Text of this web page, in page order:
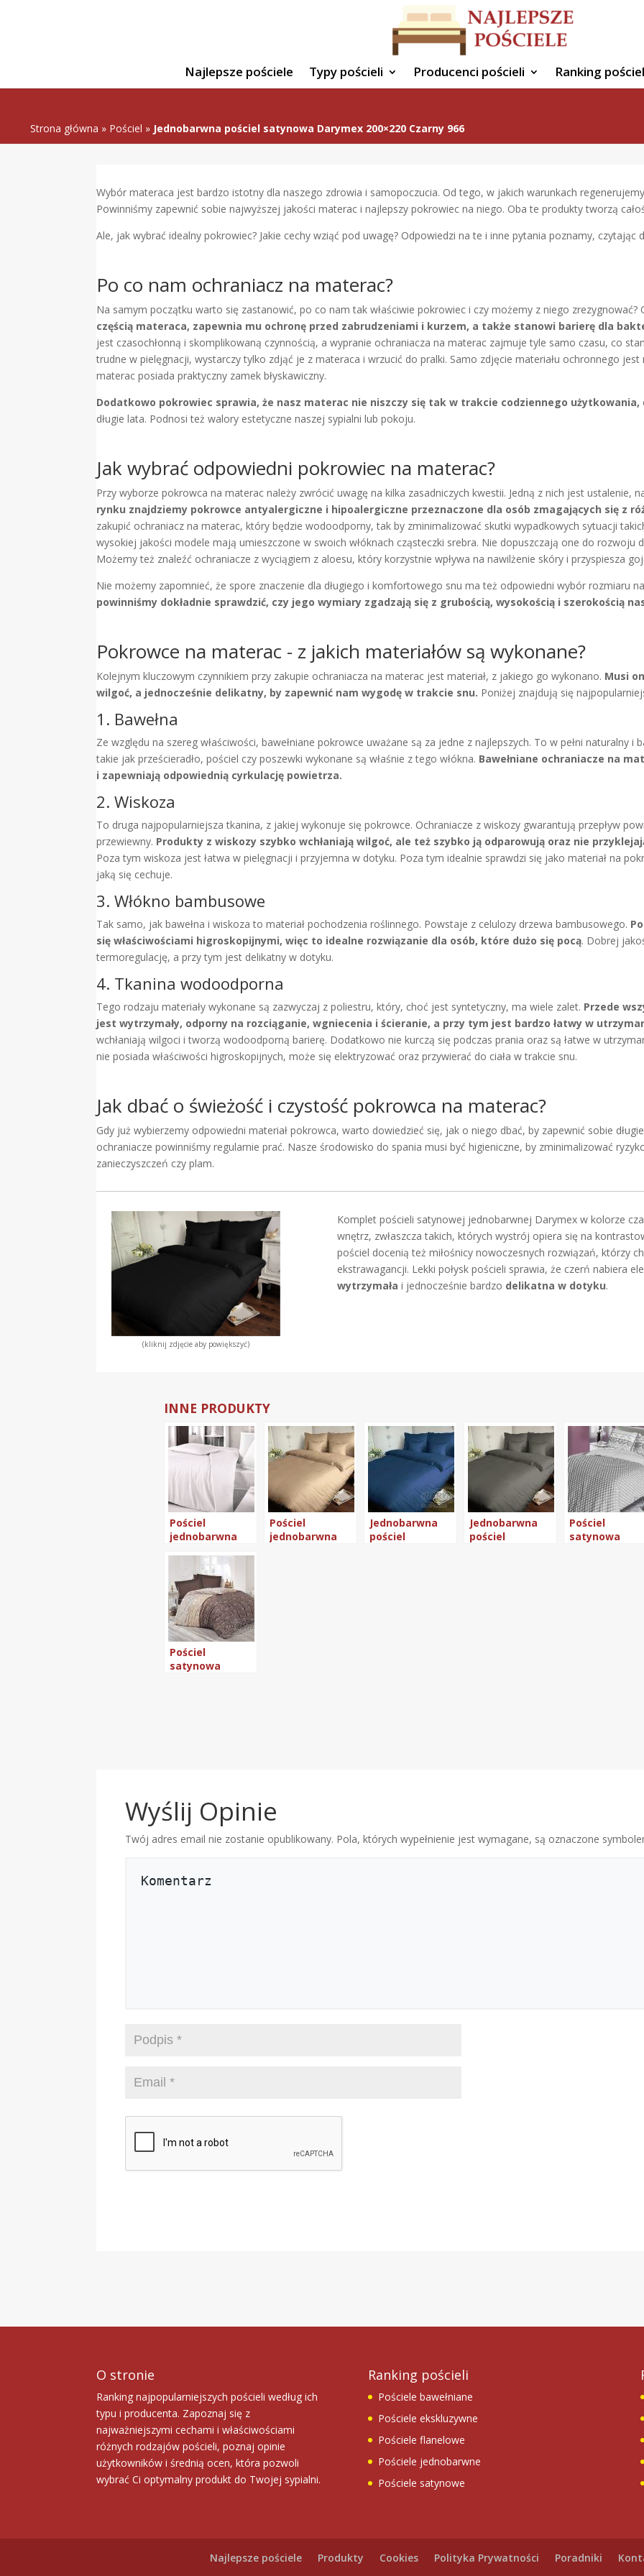
Najlepsze pościele Typy pościeli Producenci pościeli Ranking
Strona główna » Pościel » Jednobarwna pościel satynowa Darymex 200×220 Czarny 966
Wybór materaca jest bardzo istotny dla naszego zdrowia i samopoczucia. Od tego, w jakich warunkach
Powinniśmy zapewnić sobie najwyższej jakości materac i najlepszy pokrowiec na niego. Oba te produkty tworzą
Ale, jak wybrać idealny pokrowiec? Jakie cechy wziąć pod uwagę? Odpowiedzi na te i inne pytania poznamy, czytając
Po co nam ochraniacz na materac?
Na samym początku warto się zastanowić, po co nam tak właściwie pokrowiec i czy możemy z niego zrezygnować?
częścią materaca, zapewnia mu ochronę przed zabrudzeniami i kurzem, a także stanowi barierę dla
jest czasochłonną i skomplikowaną czynnością, a wypranie ochraniacza na materac zajmuje tyle samo czasu, co
trudne w pielęgnacji, wystarczy tylko zdjąć je z materaca i wrzucić do pralki. Samo zdjęcie materiału ochronnego
materac posiada praktyczny zamek błyskawiczny.
Dodatkowo pokrowiec sprawia, że nasz materac nie niszczy się tak w trakcie codziennego użytkowania,
długie lata. Podnosi też walory estetyczne naszej sypialni lub pokoju.
Jak wybrać odpowiedni pokrowiec na materac?
Przy wyborze pokrowca na materac należy zwrócić uwagę na kilka zasadniczych kwestii. Jedną z nich jest ustalenie,
rynku znajdziemy pokrowce antyalergiczne i hipoalergiczne przeznaczone dla osób zmagających się z
zakupić ochraniacz na materac, który będzie wodoodporny, tak by zminimalizować skutki wypadkowych sytuacji
wysokiej jakości modele mają umieszczone w swoich włóknach cząsteczki srebra. Nie dopuszczają one do rozwoju
Możemy też znaleźć ochraniacze z wyciągiem z aloesu, który korzystnie wpływa na nawilżenie skóry i przyspiesza
Nie możemy zapomnieć, że spore znaczenie dla długiego i komfortowego snu ma też odpowiedni wybór rozmiaru
powinniśmy dokładnie sprawdzić, czy jego wymiary zgadzają się z grubością, wysokością i szerokością
Pokrowce na materac - z jakich materiałów są wykonane?
Kolejnym kluczowym czynnikiem przy zakupie ochraniacza na materac jest materiał, z jakiego go wykonano. Musi
wilgoć, a jednocześnie delikatny, by zapewnić nam wygodę w trakcie snu. Poniżej znajdują się
1. Bawełna
Ze względu na szereg właściwości, bawełniane pokrowce uważane są za jedne z najlepszych. To w pełni naturalny i
takie jak prześcieradło, pościel czy poszewki wykonane są właśnie z tego włókna. Bawełniane ochraniacze na
i zapewniają odpowiednią cyrkulację powietrza.
2. Wiskoza
To druga najpopularniejsza tkanina, z jakiej wykonuje się pokrowce. Ochraniacze z wiskozy gwarantują przepływ
przewiewny. Produkty z wiskozy szybko wchłaniają wilgoć, ale też szybko ją odparowują oraz nie
Poza tym wiskoza jest łatwa w pielęgnacji i przyjemna w dotyku. Poza tym idealnie sprawdzi się jako materiał na
jaką się cechuje.
3. Włókno bambusowe
Tak samo, jak bawełna i wiskoza to materiał pochodzenia roślinnego. Powstaje z celulozy drzewa bambusowego.
się właściwościami higroskopijnymi, więc to idealne rozwiązanie dla osób, które dużo się pocą. Dobrej
termoregulację, a przy tym jest delikatny w dotyku.
4. Tkanina wodoodporna
Tego rodzaju materiały wykonane są zazwyczaj z poliestru, który, choć jest syntetyczny, ma wiele zalet. Przede
jest wytrzymały, odporny na rozciąganie, wgniecenia i ścieranie, a przy tym jest bardzo łatwy w
wchłaniają wilgoci i tworzą wodoodporną barierę. Dodatkowo nie kurczą się podczas prania oraz są łatwe w
nie posiada właściwości higroskopijnych, może się elektryzować oraz przywierać do ciała w trakcie snu.
Jak dbać o świeżość i czystość pokrowca na materac?
Gdy już wybierzemy odpowiedni materiał pokrowca, warto dowiedzieć się, jak o niego dbać, by zapewnić sobie
ochraniacze powinniśmy regularnie prać. Nasze środowisko do spania musi być higieniczne, by zminimalizować
zanieczyszczeń czy plam.
(kliknij zdjęcie aby powiększyć)
Komplet pościeli satynowej jednobarwnej Darymex w kolorze
wnętrz, zwłaszcza takich, których wystrój opiera się na
pościel docenią też miłośnicy nowoczesnych rozwiązań, którzy
ekstrawagancji. Lekki połysk pościeli sprawia, że czerń nabiera
wytrzymała i jednocześnie bardzo delikatna w dotyku.
INNE PRODUKTY
Pościel
jednobarwna
Darymex
200×220 Cizgili
Pościel
jednobarwna
Jednobarwna
pościel
Jednobarwna
pościel
Pościel
satynowa
Pościel
satynowa
Wyślij Opinie
Twój adres email nie zostanie opublikowany. Pola, których wypełnienie jest wymagane, są oznaczone
O stronie
Ranking najpopularniejszych pościeli według ich
typu i producenta. Zapoznaj się z
najważniejszymi cechami i właściwościami
różnych rodzajów pościeli, poznaj opinie
użytkowników i średnią ocen, która pozwoli
wybrać Ci optymalny produkt do Twojej sypialni.
Ranking pościeli
Pościele bawełniane
Pościele ekskluzywne
Pościele flanelowe
Pościele jednobarwne
Pościele satynowe
Najlepsze pościele Produkty Cookies Polityka Prywatności Poradniki